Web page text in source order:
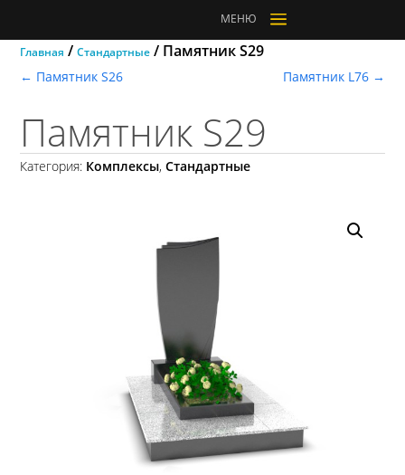
МЕНЮ a
Главная / Стандартные/ Памятник S29
← Памятник S26 Памятник L76 →
Памятник S29
Категория: Комплексы, Стандартные